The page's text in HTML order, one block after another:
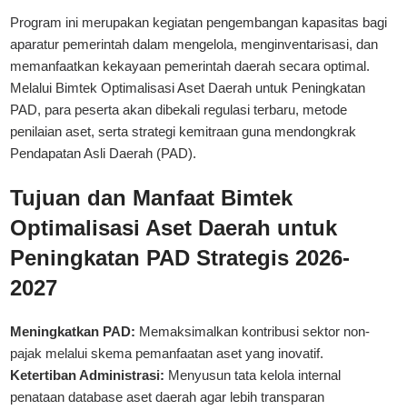
Program ini merupakan kegiatan pengembangan kapasitas bagi
aparatur pemerintah dalam mengelola, menginventarisasi, dan
memanfaatkan kekayaan pemerintah daerah secara optimal.
Melalui Bimtek Optimalisasi Aset Daerah untuk Peningkatan
PAD, para peserta akan dibekali regulasi terbaru, metode
penilaian aset, serta strategi kemitraan guna mendongkrak
Pendapatan Asli Daerah (PAD).
Tujuan dan Manfaat Bimtek
Optimalisasi Aset Daerah untuk
Peningkatan PAD Strategis 2026-
2027
Meningkatkan PAD: Memaksimalkan kontribusi sektor non-
pajak melalui skema pemanfaatan aset yang inovatif.
Ketertiban Administrasi: Menyusun tata kelola internal
penataan database aset daerah agar lebih transparan